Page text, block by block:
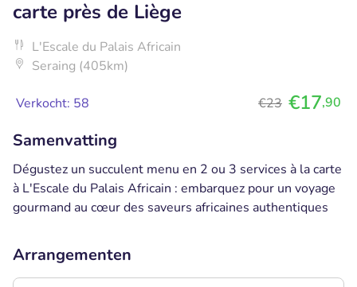
carte près de Liège
L'Escale du Palais Africain
Seraing (405km)
Verkocht: 58 €23 €17,90
Samenvatting
Dégustez un succulent menu en 2 ou 3 services à la carte
à L'Escale du Palais Africain : embarquez pour un voyage
gourmand au cœur des saveurs africaines authentiques
Arrangementen